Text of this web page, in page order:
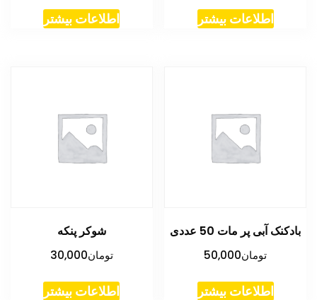
اطلاعات بیشتر اطلاعات بیشتر
بادکنک آبی پر مات 50 عددی
تومان50,000
اطلاعات بیشتر
شوکر پنکه
تومان30,000
اطلاعات بیشتر